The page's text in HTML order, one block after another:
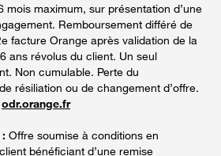
mois maximum, sur présentation d’une
Remboursement différé de
facture Orange après validation de la
ans révolus du client. Un seul
Non cumulable. Perte du
résiliation ou de changement d’offre.
odr.orange.fr
Offre soumise à conditions en
bénéficiant d’une remise